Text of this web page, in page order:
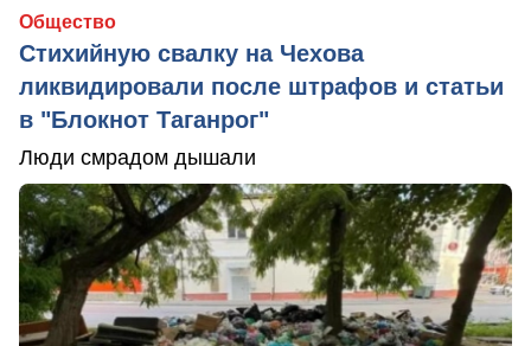
Общество
Стихийную свалку на Чехова
ликвидировали после штрафов и статьи
в "Блокнот Таганрог"
Люди смрадом дышали